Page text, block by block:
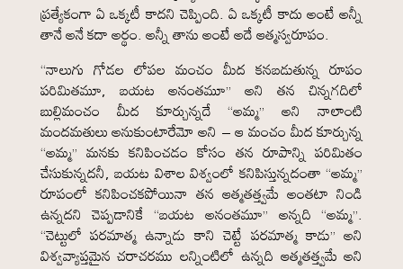
ప్రత్యేకంగా ఏ ఒక్కటీ కాదని చెప్పింది. ఏ ఒక్కటీ కాదు అంటే అన్నీ
తానే అనే కదా అర్థం. అన్నీ తాను అంటే అదే ఆత్మస్వరూపం.
“నాలుగు గోడల లోపల మంచం మీద కనబడుతున్న రూపం
పరిమితమూ, బయట అనంతమూ” అని తన చిన్నగదిలో
బుల్లిమంచం మీద కూర్చున్నదే “అమ్మ” అని నాలాంటి
మందమతులు అనుకుంటారేమో అని – ఆ మంచం మీద కూర్చున్న
“అమ్మ” మనకు కనిపించడం కోసం తన రూపాన్ని పరిమితం
చేసుకున్నదనీ, బయట విశాల విశ్వంలో కనిపిస్తున్నదంతా “అమ్మ”
రూపంలో కనిపించకపోయినా తన ఆత్మతత్త్వమే అంతటా నిండి
ఉన్నదని చెప్పడానికే “బయట అనంతమూ” అన్నది “అమ్మ”.
“చెట్టులో పరమాత్మ ఉన్నాడు కాని చెట్టే పరమాత్మ కాడు” అని
విశ్వవ్యాప్తమైన చరాచరము లన్నింటిలో ఉన్నది ఆత్మతత్త్వమే అని